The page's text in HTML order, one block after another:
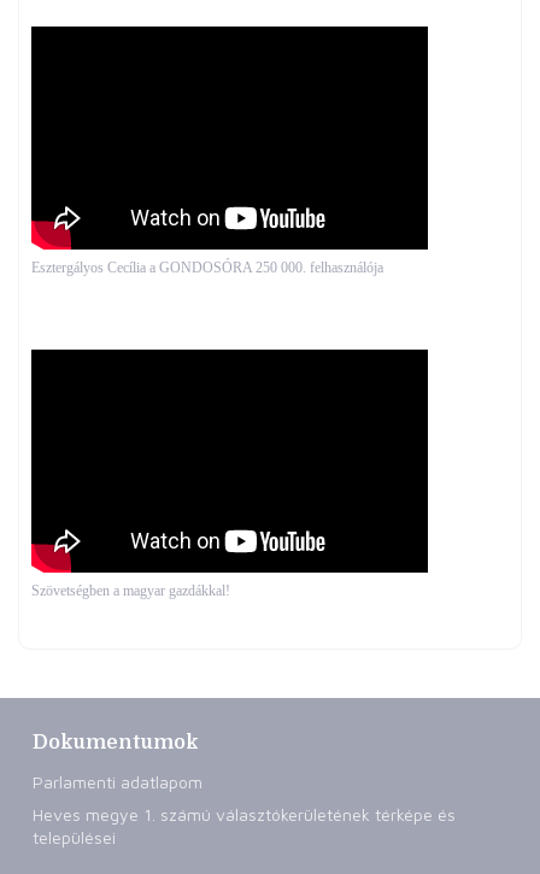
Esztergályos Cecília a GONDOSÓRA 250 000. felhasználója
Szövetségben a magyar gazdákkal!
Dokumentumok
Parlamenti adatlapom
Heves megye 1. számú választókerületének térképe és
települései